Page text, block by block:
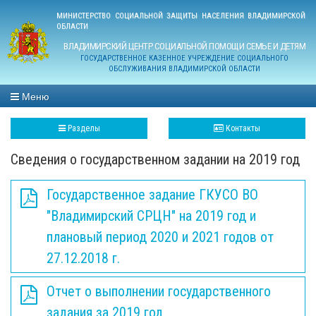
МИНИСТЕРСТВО СОЦИАЛЬНОЙ ЗАЩИТЫ НАСЕЛЕНИЯ ВЛАДИМИРСКОЙ
ОБЛАСТИ
ВЛАДИМИРСКИЙ ЦЕНТР СОЦИАЛЬНОЙ ПОМОЩИ СЕМЬЕ И ДЕТЯМ
ГОСУДАРСТВЕННОЕ КАЗЕННОЕ УЧРЕЖДЕНИЕ СОЦИАЛЬНОГО
ОБСЛУЖИВАНИЯ ВЛАДИМИРСКОЙ ОБЛАСТИ
Меню
Разделы Контакты
Сведения о государственном задании на 2019 год
Государственное задание ГКУСО ВО
"Владимирский СРЦН" на 2019 год и
плановый период 2020 и 2021 годов от
27.12.2018 г.
Отчет о выполнении государственного
задания за 2019 год